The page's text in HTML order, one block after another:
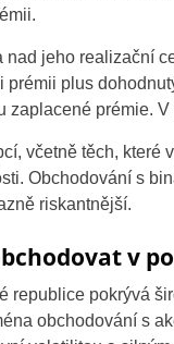
jeho realizační
prémii plus
zaplacené prémie.
včetně těch,
Obchodování s
riskantnější.
v
republice pokrývá
obchodování s